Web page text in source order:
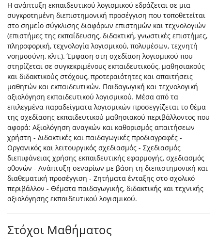
Η ανάπτυξη εκπαιδευτικού λογισμικού εδράζεται σε μια
συγκροτημένη διεπιστημονική προσέγγιση που τοποθετείται
στο σημείο σύγκλισης διαφόρων επιστημών και τεχνολογιών
(επιστήμες της εκπαίδευσης, διδακτική, γνωστικές επιστήμες,
πληροφορική, τεχνολογία λογισμικού, πολυμέσων, τεχνητή
νοημοσύνη, κλπ.). Έμφαση στη σχεδίαση λογισμικού που
στηρίζεται σε συγκεκριμένους εκπαιδευτικούς, μαθησιακούς
και διδακτικούς στόχους, προτεραιότητες και απαιτήσεις
μαθητών και εκπαιδευτικών. Παιδαγωγική και τεχνολογική
αξιολόγηση εκπαιδευτικού λογισμικού. Μέσα από τα
επιλεγμένα παραδείγματα λογισμικών προσεγγίζεται το θέμα
της σχεδίασης εκπαιδευτικού μαθησιακού περιβάλλοντος που
αφορά: Αξιολόγηση αναγκών και καθορισμός απαιτήσεων
χρήστη - Διδακτικές και παιδαγωγικές προδιαγραφές -
Οργανικός και λειτουργικός σχεδιασμός - Σχεδιασμός
διεπιφάνειας χρήσης εκπαιδευτικής εφαρμογής, σχεδιασμός
οθονών - Ανάπτυξη σεναρίων με βάση τη διεπιστημονική και
διαθεματική προσέγγιση - Ζητήματα ένταξης στο σχολικό
περιβάλλον - Θέματα παιδαγωγικής, διδακτικής και τεχνικής
αξιολόγησης εκπαιδευτικού λογισμικού.
Στόχοι Μαθήματος